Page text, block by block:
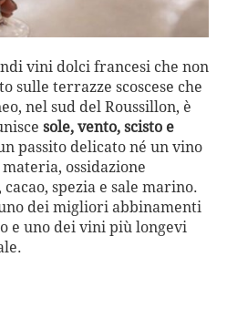
vini dolci francesi che non
sulle terrazze scoscese che
nel sud del Roussillon, è
sole, vento, scisto e
passito delicato né un vino
ossidazione
spezia e sale marino.
dei migliori abbinamenti
e uno dei vini più longevi